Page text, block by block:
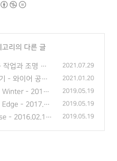
고리의 다른 글
업과 조명 설
2021.07.29
- 와이어 공예 2021.01.20
Winter - 2018.0
2019.05.19
- 2017.09.
2019.05.19
- 2016.02.18 2019.05.19